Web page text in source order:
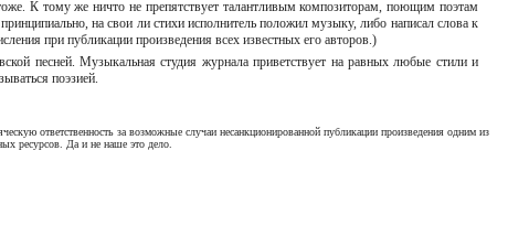
К тому же ничто не препятствует талантливым композиторам, поющим поэтам
на свои ли стихи исполнитель положил музыку, либо написал слова к
при публикации произведения всех известных его авторов.)
песней. Музыкальная студия журнала приветствует на равных любые стили и
поэзией.
ответственность за возможные случаи несанкционированной публикации произведения одним из
ресурсов. Да и не наше это дело.